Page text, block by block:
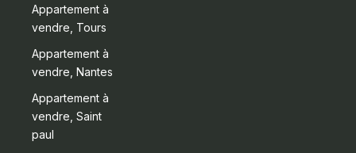
Appartement à
vendre, Tours
Appartement à
vendre, Nantes
Appartement à
vendre, Saint
paul